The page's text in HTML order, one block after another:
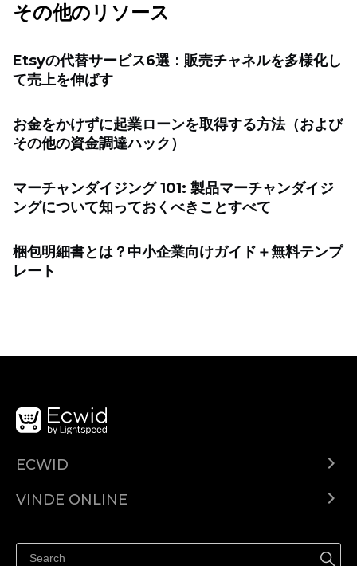
その他のリソース
Etsyの代替サービス6選：販売チャネルを多様化し
て売上を伸ばす
お金をかけずに起業ローンを取得する方法（および
その他の資金調達ハック）
マーチャンダイジング 101: 製品マーチャンダイジ
ングについて知っておくべきことすべて
梱包明細書とは？中小企業向けガイド＋無料テンプ
レート
ECWID
Prețuri
VINDE ONLINE
Vinde pe Facebook